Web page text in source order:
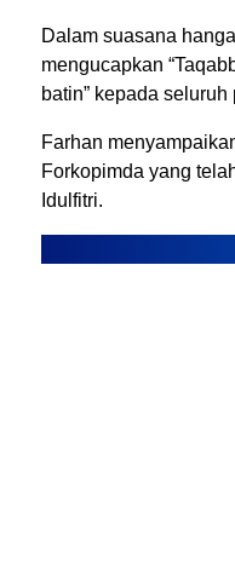
Dalam suasana
mengucapkan
batin” kepada seluruh
Farhan
Forkopimda yang
Idulfitri.